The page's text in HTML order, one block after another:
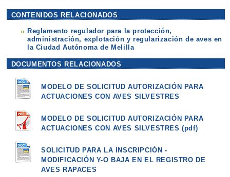
CONTENIDOS RELACIONADOS
Reglamento regulador para la protección,
administración, explotación y regularización de aves en
la Ciudad Autónoma de Melilla
DOCUMENTOS RELACIONADOS
MODELO DE SOLICITUD AUTORIZACIÓN PARA
ACTUACIONES CON AVES SILVESTRES
MODELO DE SOLICITUD AUTORIZACIÓN PARA
ACTUACIONES CON AVES SILVESTRES (pdf)
SOLICITUD PARA LA INSCRIPCIÓN -
MODIFICACIÓN Y-O BAJA EN EL REGISTRO DE
AVES RAPACES